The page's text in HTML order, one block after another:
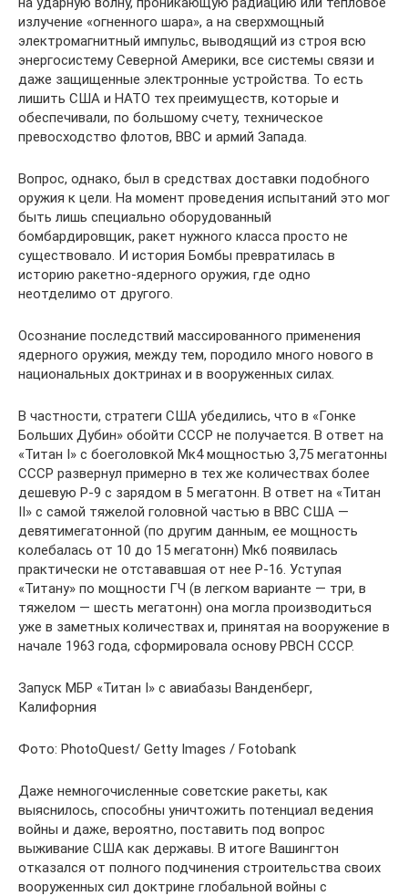
излучение «огненного шара», а на сверхмощный
электромагнитный импульс, выводящий из строя всю
энергосистему Северной Америки, все системы связи и
даже защищенные электронные устройства. То есть
лишить США и НАТО тех преимуществ, которые и
обеспечивали, по большому счету, техническое
превосходство флотов, ВВС и армий Запада.
Вопрос, однако, был в средствах доставки подобного
оружия к цели. На момент проведения испытаний это мог
быть лишь специально оборудованный
бомбардировщик, ракет нужного класса просто не
существовало. И история Бомбы превратилась в
историю ракетно-ядерного оружия, где одно
неотделимо от другого.
Осознание последствий массированного применения
ядерного оружия, между тем, породило много нового в
национальных доктринах и в вооруженных силах.
В частности, стратеги США убедились, что в «Гонке
Больших Дубин» обойти СССР не получается. В ответ на
«Титан I» с боеголовкой Мк4 мощностью 3,75 мегатонны
СССР развернул примерно в тех же количествах более
дешевую Р-9 с зарядом в 5 мегатонн. В ответ на «Титан
II» с самой тяжелой головной частью в ВВС США —
девятимегатонной (по другим данным, ее мощность
колебалась от 10 до 15 мегатонн) Мк6 появилась
практически не отстававшая от нее Р-16. Уступая
«Титану» по мощности ГЧ (в легком варианте — три, в
тяжелом — шесть мегатонн) она могла производиться
уже в заметных количествах и, принятая на вооружение в
начале 1963 года, сформировала основу РВСН СССР.
Запуск МБР «Титан I» с авиабазы Ванденберг,
Калифорния
Фото: PhotoQuest/ Getty Images / Fotobank
Даже немногочисленные советские ракеты, как
выяснилось, способны уничтожить потенциал ведения
войны и даже, вероятно, поставить под вопрос
выживание США как державы. В итоге Вашингтон
отказался от полного подчинения строительства своих
вооруженных сил доктрине глобальной войны с